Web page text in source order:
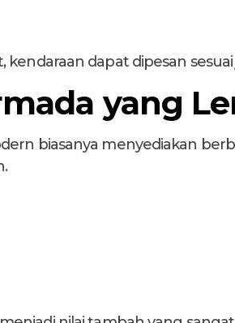
dapat dipesan
yang
biasanya menyediakan